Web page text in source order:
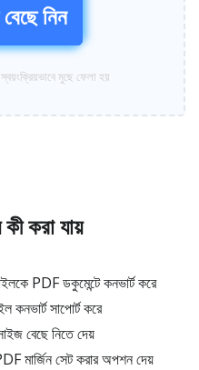
নিন
মুছে ফেলা হয়
করা যায়
PDF ডকুমেন্টে কনভার্ট করে
কনভার্ট সাপোর্ট করে
বেছে নিতে দেয়
মার্জিন সেট করার অপশন দেয়